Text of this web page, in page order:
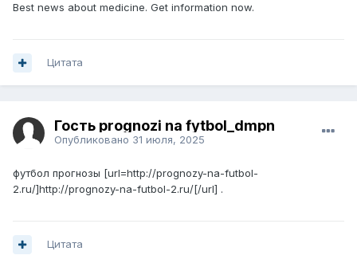
Best news about medicine. Get information now.
Цитата
Гость prognozi na fytbol_dmpn
Опубликовано 31 июля, 2025
футбол прогнозы [url=http://prognozy-na-futbol-
2.ru/]http://prognozy-na-futbol-2.ru/[/url] .
Цитата